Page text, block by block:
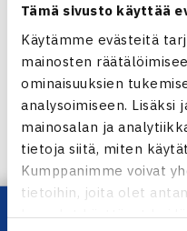
Tämä sivusto käyttää
Käytämme evästeitä
mainosten
ominaisuuksien
analysoimiseen. Lisäksi
mainosalan ja
tietoja siitä, miten
Kumppanimme voivat
tietoihin, joita olet
kun olet käyttänyt
P12 Istanbul, Turkki 26.-
Leo Haapasalo
Joel Popov
Benjamin Tirkkonen
T12 Tsekki, paikka vielä